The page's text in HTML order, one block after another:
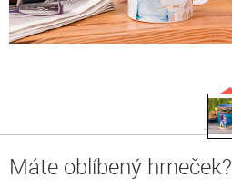
Máte oblíbený hrneček?